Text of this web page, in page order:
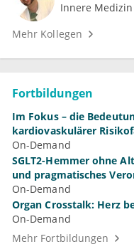
Innere Medizin
Mehr Kollegen
Fortbildungen
Im Fokus – die
kardiovaskulärer
On-Demand
SGLT2-Hemmer ohne
und pragmatisches
On-Demand
Organ Crosstalk: Herz
On-Demand
Mehr Fortbildungen